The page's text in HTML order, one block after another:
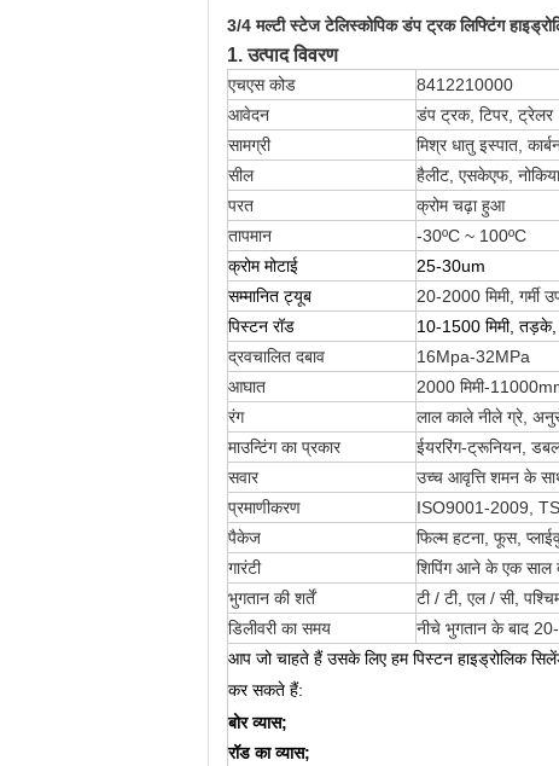
3/4 मल्टी स्टेज टेलिस्कोपिक डंप ट्रक लिफ्टिंग
1. उत्पाद विवरण
एचएस कोड
8412210000
आवेदन
डंप ट्रक, टिपर, ट्रेलर
सामग्री
मिश्र धातु इस्पात,
सील
हैलीट, एसकेएफ,
परत
क्रोम चढ़ा हुआ
तापमान
-30ºC ~ 100ºC
क्रोम मोटाई
25-30um
सम्मानित ट्यूब
20-2000 मिमी, गर्मी
पिस्टन रॉड
10-1500 मिमी, तड़के,
द्रवचालित दबाव
16Mpa-32MPa
आघात
2000 मिमी-
रंग
लाल काले नीले ग्रे,
माउन्टिंग का प्रकार
ईयररिंग-ट्रूनियन,
सवार
उच्च आवृत्ति शमन के
प्रमाणीकरण
ISO9001-2009,
पैकेज
फिल्म हटना, फूस,
गारंटी
शिपिंग आने के एक साल
भुगतान की शर्तें
टी / टी, एल / सी,
डिलीवरी का समय
नीचे भुगतान के बाद
आप जो चाहते हैं उसके लिए हम पिस्टन हाइड्रोलिक
कर सकते हैं:
बोर व्यास;
रॉड का व्यास;